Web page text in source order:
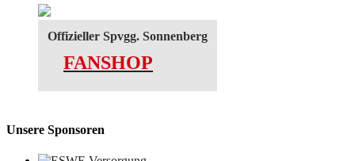
Offizieller Spvgg. Sonnenberg
FANSHOP
Unsere Sponsoren